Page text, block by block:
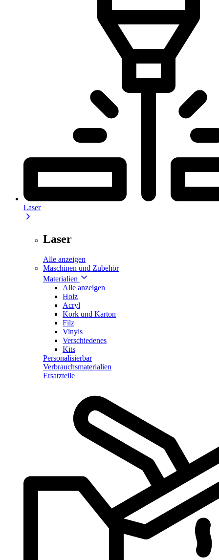
Laser
Laser
Alle anzeigen
Maschinen und Zubehör
Materialien
Alle anzeigen
Holz
Acryl
Kork und Karton
Filz
Vinyls
Verschiedenes
Kits
Personalisierbar
Verbrauchsmaterialien
Ersatzteile